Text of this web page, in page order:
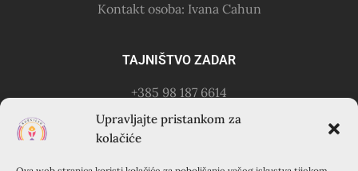
Upravljajte pristankom za
kolačiće
Kontakt osoba: Ivana Cahun
TAJNIŠTVO ZADAR
+385 98 187 6614
Kontakt osoba: Ružica Anušić
– zvati utorkom 18-21h